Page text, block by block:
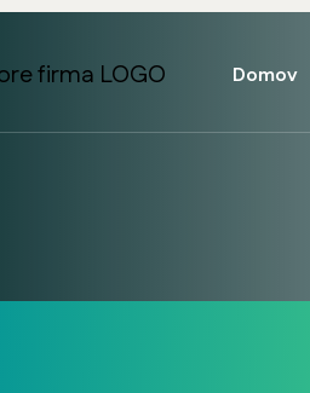
Domov